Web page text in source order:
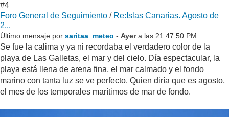
#4
Foro General de Seguimiento / Re:Islas Canarias. Agosto de
2...
Último mensaje por saritaa_meteo - Ayera las 21:47:50 PM
Se fue la calima y ya ni recordaba el verdadero color de la
playa de Las Galletas, el mar y del cielo. Día espectacular, la
playa está llena de arena fina, el mar calmado y el fondo
marino con tanta luz se ve perfecto. Quien diría que es agosto,
el mes de los temporales marítimos de mar de fondo.